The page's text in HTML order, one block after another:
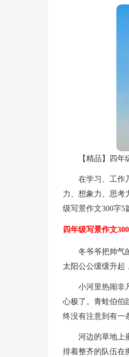
【精品】四
在学习、工作
力、想象力、思考
级写景作文300字5
四年级写景作文
冬爷爷把帅气
太阳公公缓缓升起
小河里热闹非
心极了。青蛙伯伯
终没有注意到有一
河边的草地上
排着整齐的队伍在